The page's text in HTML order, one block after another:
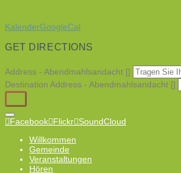
KalenderGoogleCal
GET DIRECTIONS
Address - Abendmahlsandacht []
Destination Address - Abendmahlsandacht []
Facebook Flickr SoundCloud
Willkommen
Gemeinde
Veranstaltungen
Hören